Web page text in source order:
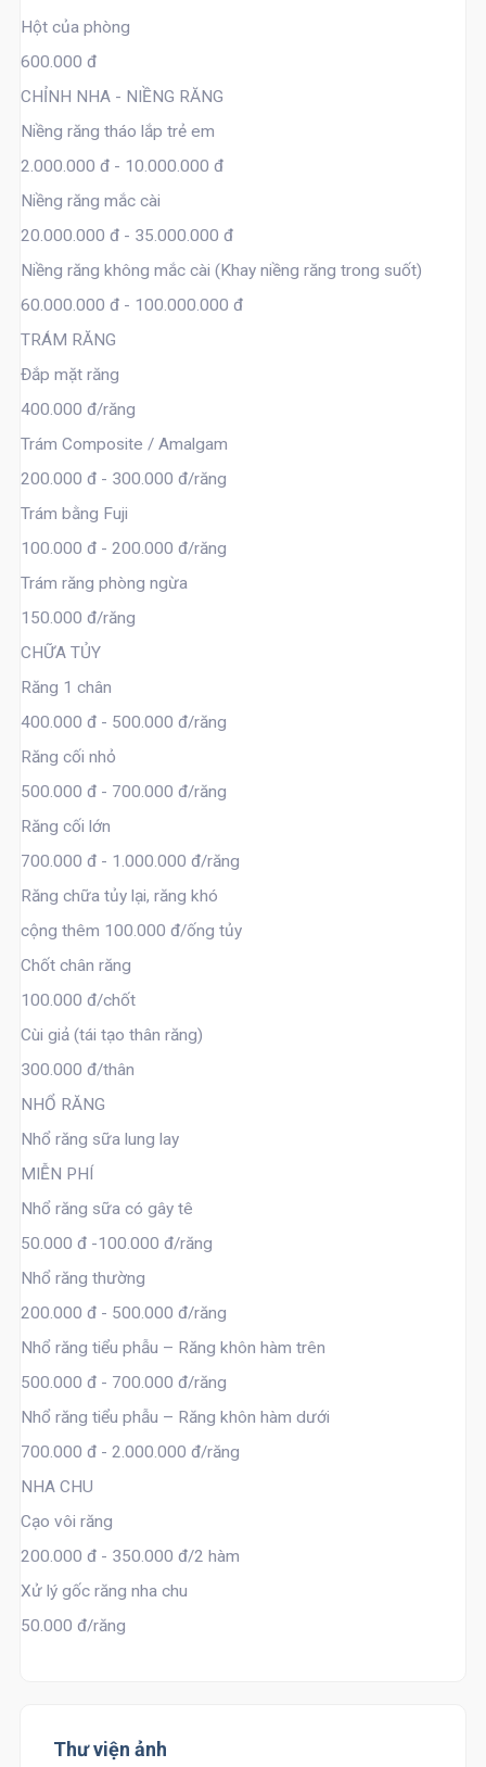
Hột của phòng
600.000 đ
CHỈNH NHA - NIỀNG RĂNG
Niềng răng tháo lắp trẻ em
2.000.000 đ - 10.000.000 đ
Niềng răng mắc cài
20.000.000 đ - 35.000.000 đ
Niềng răng không mắc cài (Khay niềng răng trong suốt)
60.000.000 đ - 100.000.000 đ
TRÁM RĂNG
Đắp mặt răng
400.000 đ/răng
Trám Composite / Amalgam
200.000 đ - 300.000 đ/răng
Trám bằng Fuji
100.000 đ - 200.000 đ/răng
Trám răng phòng ngừa
150.000 đ/răng
CHỮA TỦY
Răng 1 chân
400.000 đ - 500.000 đ/răng
Răng cối nhỏ
500.000 đ - 700.000 đ/răng
Răng cối lớn
700.000 đ - 1.000.000 đ/răng
Răng chữa tủy lại, răng khó
cộng thêm 100.000 đ/ống tủy
Chốt chân răng
100.000 đ/chốt
Cùi giả (tái tạo thân răng)
300.000 đ/thân
NHỔ RĂNG
Nhổ răng sữa lung lay
MIỄN PHÍ
Nhổ răng sữa có gây tê
50.000 đ -100.000 đ/răng
Nhổ răng thường
200.000 đ - 500.000 đ/răng
Nhổ răng tiểu phẫu – Răng khôn hàm trên
500.000 đ - 700.000 đ/răng
Nhổ răng tiểu phẫu – Răng khôn hàm dưới
700.000 đ - 2.000.000 đ/răng
NHA CHU
Cạo vôi răng
200.000 đ - 350.000 đ/2 hàm
Xử lý gốc răng nha chu
50.000 đ/răng
Thư viện ảnh